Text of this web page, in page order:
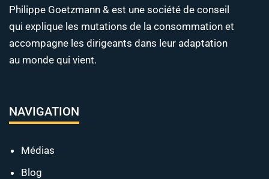
Philippe Goetzmann & est une société de conseil
qui explique les mutations de la consommation et
accompagne les dirigeants dans leur adaptation
au monde qui vient.
NAVIGATION
Médias
Blog